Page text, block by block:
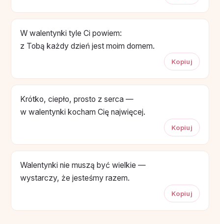
W walentynki tyle Ci powiem:
z Tobą każdy dzień jest moim domem.
Kopiuj
Krótko, ciepło, prosto z serca —
w walentynki kocham Cię najwięcej.
Kopiuj
Walentynki nie muszą być wielkie —
wystarczy, że jesteśmy razem.
Kopiuj